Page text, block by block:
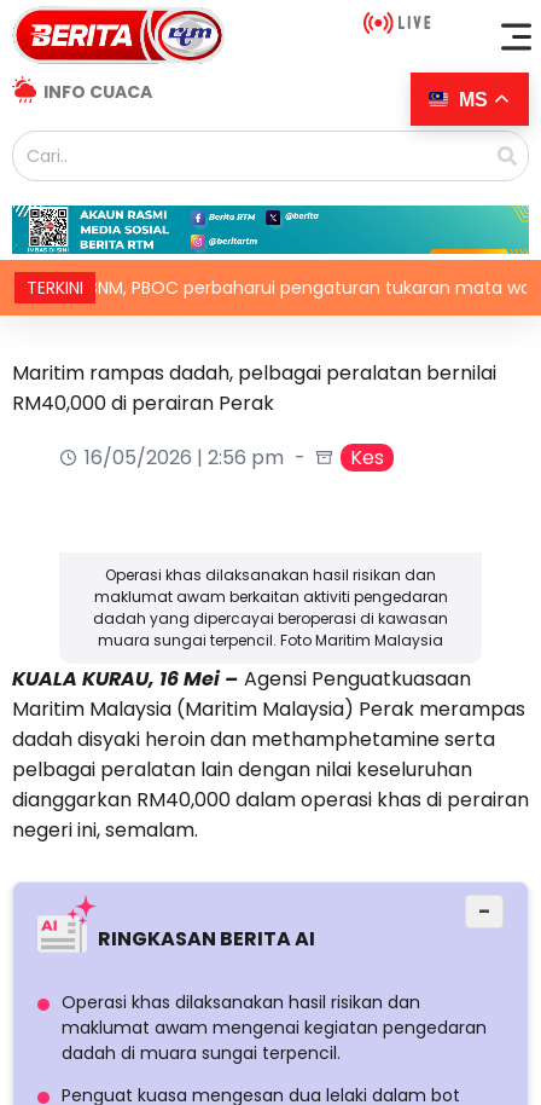
INFO CUACA
TERKINI
BNM, PBOC perbaharui pengaturan tukaran mata wang
Maritim rampas dadah, pelbagai peralatan bernilai
RM40,000 di perairan Perak
16/05/2026 | 2:56 pm
Kes
Operasi khas dilaksanakan hasil risikan dan
maklumat awam berkaitan aktiviti pengedaran
dadah yang dipercayai beroperasi di kawasan
muara sungai terpencil. Foto Maritim Malaysia
KUALA KURAU, 16 Mei – Agensi Penguatkuasaan
Maritim Malaysia (Maritim Malaysia) Perak merampas
dadah disyaki heroin dan methamphetamine serta
pelbagai peralatan lain dengan nilai keseluruhan
dianggarkan RM40,000 dalam operasi khas di perairan
negeri ini, semalam.
RINGKASAN BERITA AI
−
Operasi khas dilaksanakan hasil risikan dan
maklumat awam mengenai kegiatan pengedaran
dadah di muara sungai terpencil.
Penguat kuasa mengesan dua lelaki dalam bot
MS